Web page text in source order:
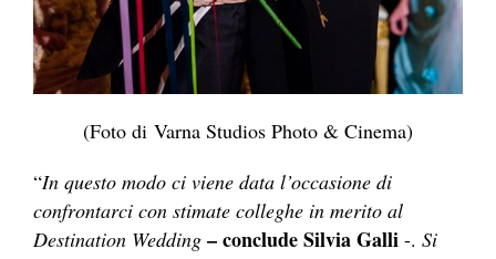
(Foto di Varna Studios Photo & Cinema)
“In questo modo ci viene data l’occasione di
confrontarci con stimate colleghe in merito al
Destination Wedding – conclude Silvia Galli -. Si